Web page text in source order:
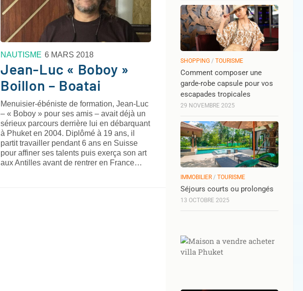
NAUTISME 6 MARS 2018
Jean-Luc « Boboy »
Boillon – Boatai
Menuisier-ébéniste de formation, Jean-Luc
– « Boboy » pour ses amis – avait déjà un
sérieux parcours derrière lui en débarquant
à Phuket en 2004. Diplômé à 19 ans, il
partit travailler pendant 6 ans en Suisse
pour affiner ses talents puis exerça son art
aux Antilles avant de rentrer en France…
SHOPPING / TOURISME
Comment composer une
garde-robe capsule pour vos
escapades tropicales
29 NOVEMBRE 2025
IMMOBILIER / TOURISME
Séjours courts ou prolongés
13 OCTOBRE 2025